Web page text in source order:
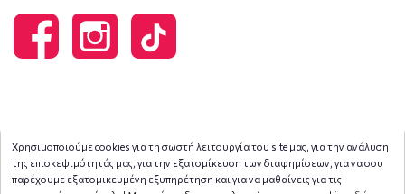
Χρησιμοποιούμε cookies για τη σωστή λειτουργία του site μας, για την ανάλυση
της επισκεψιμότητάς μας, για την εξατομίκευση των διαφημίσεων, για να σου
παρέχουμε εξατομικευμένη εξυπηρέτηση και για να μαθαίνεις για τις